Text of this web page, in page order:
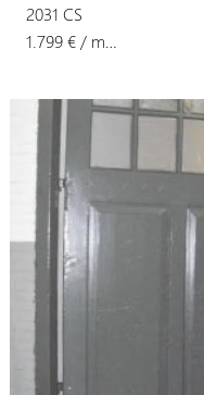
2031 CS
1.799 € / m…